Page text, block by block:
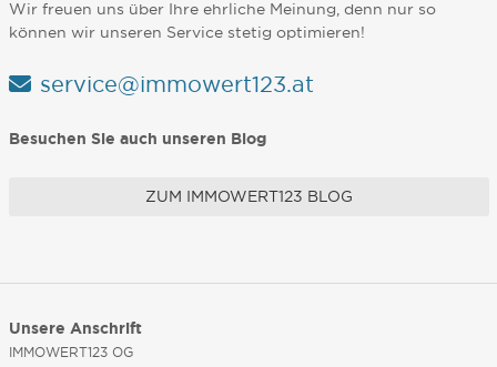
Wir freuen uns über Ihre ehrliche Meinung, denn nur so
können wir unseren Service stetig optimieren!
service@immowert123.at
Besuchen Sie auch unseren Blog
ZUM IMMOWERT123 BLOG
Unsere Anschrift
IMMOWERT123 OG